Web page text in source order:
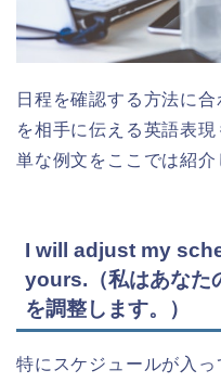
日程を確認する方法に
を相手に伝える英語表
単な例文をここでは紹介
I will adjust my
yours.（私はあなた
を調整します。）
特にスケジュールが入